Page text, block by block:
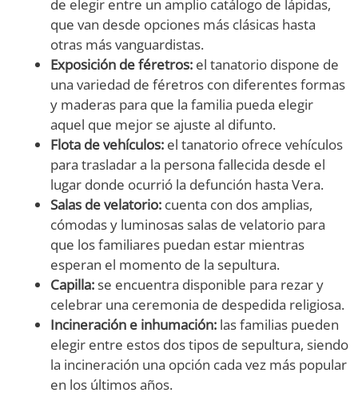
de elegir entre un amplio catálogo de lápidas,
que van desde opciones más clásicas hasta
otras más vanguardistas.
Exposición de féretros: el tanatorio dispone de
una variedad de féretros con diferentes formas
y maderas para que la familia pueda elegir
aquel que mejor se ajuste al difunto.
Flota de vehículos: el tanatorio ofrece vehículos
para trasladar a la persona fallecida desde el
lugar donde ocurrió la defunción hasta Vera.
Salas de velatorio: cuenta con dos amplias,
cómodas y luminosas salas de velatorio para
que los familiares puedan estar mientras
esperan el momento de la sepultura.
Capilla: se encuentra disponible para rezar y
celebrar una ceremonia de despedida religiosa.
Incineración e inhumación: las familias pueden
elegir entre estos dos tipos de sepultura, siendo
la incineración una opción cada vez más popular
en los últimos años.